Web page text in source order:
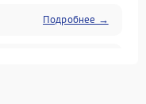
Подробнее →